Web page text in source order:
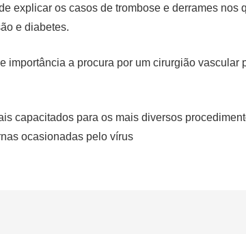
explicar os casos de trombose e derrames nos
e diabetes.
importância a procura por um cirurgião
capacitados para os mais diversos
ocasionadas pelo vírus